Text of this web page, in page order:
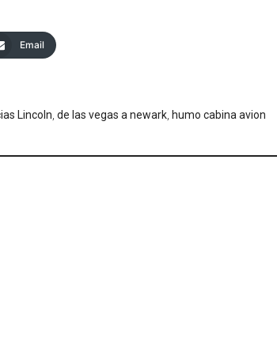
Email
Lincoln de las vegas a newark humo cabina avion